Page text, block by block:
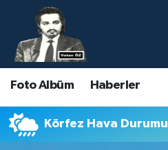
Foto Albüm Haberler
Körfez Hava Durumu
Nöbetçi Eczaneler
Hava Durumu
Namaz Vakitleri